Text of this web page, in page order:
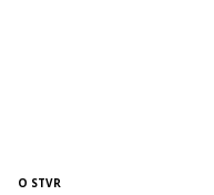
O STVR